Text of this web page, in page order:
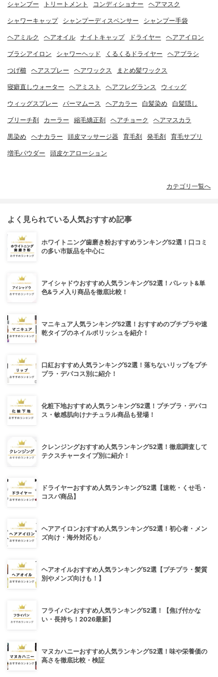
シャンプー トリートメント コンディショナー ヘアマスク
シャワーキャップ シャンプーディスペンサー シャンプー手袋
ヘアミルク ヘアオイル ナイトキャップ ドライヤー ヘアアイロン
ブラシアイロン シャワーヘッド くるくるドライヤー ヘアブラシ
つげ櫛 ヘアスプレー ヘアワックス まとめ髪ワックス
寝癖直しウォーター ヘアミスト ヘアフレグランス ウィッグ
ウィッグスプレー パーマムース ヘアカラー 白髪染め 白髪隠し
ブリーチ剤 カーラー 縮毛矯正剤 ヘアチョーク ヘアマスカラ
黒染め ヘナカラー 頭皮マッサージ器 育毛剤 発毛剤 育毛サプリ
増毛パウダー 頭皮ケアローション
カテゴリ一覧へ
よく見られている人気おすすめ記事
ホワイトニング歯磨き粉おすすめランキング52選！口コミ
の多い市販品を中心に
アイシャドウおすすめ人気ランキング52選！パレット&単
色&ラメ入り商品を徹底比較！
マニキュア人気ランキング52選！おすすめのプチプラや速
乾タイプのネイルポリッシュを紹介！
口紅おすすめ人気ランキング52選！落ちないリップをプチ
プラ・デパコス別に紹介！
化粧下地おすすめ人気ランキング52選！プチプラ・デパコ
ス・敏感肌向けナチュラル商品も登場！
クレンジングおすすめ人気ランキング52選！徹底調査して
テクスチャータイプ別に紹介！
ドライヤーおすすめ人気ランキング52選【速乾・くせ毛・
コスパ商品】
ヘアアイロンおすすめ人気ランキング52選！初心者・メン
ズ向け・海外対応も♪
ヘアオイルおすすめ人気ランキング52選【プチプラ・髪質
別やメンズ向けも！】
フライパンおすすめ人気ランキング52選！【焦げ付かな
い・長持ち！2026最新】
マヌカハニーおすすめ人気ランキング52選！味や栄養価の
高さを徹底比較・検証